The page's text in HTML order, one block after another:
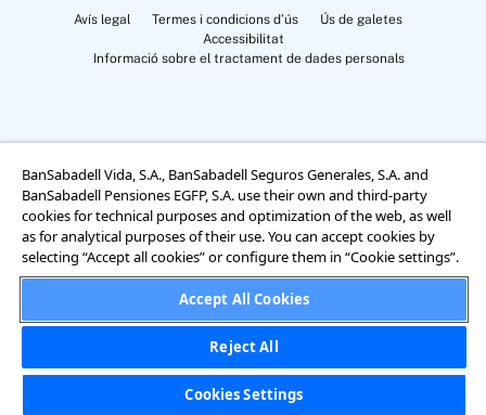
Avís legal Termes i condicions d’ús
Ús de galetes
Accessibilitat
Informació sobre el tractament de dades personals
Cookies Settings
BanSabadell Vida, S.A., BanSabadell Seguros Generales, S.A. and
BanSabadell Pensiones EGFP, S.A. use their own and third-party
cookies for technical purposes and optimization of the web, as well
as for analytical purposes of their use. You can accept cookies by
selecting “Accept all cookies” or configure them in “Cookie settings”.
Accept All Cookies
Reject All
Cookies Settings